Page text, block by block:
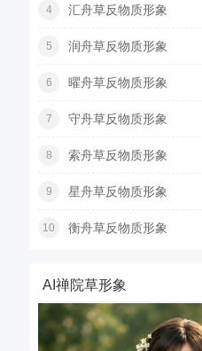
4 汇舟草反物质形象
5 润舟草反物质形象
6 曜舟草反物质形象
7 守舟草反物质形象
8 索舟草反物质形象
9 星舟草反物质形象
10 衡舟草反物质形象
AI禅院草形象